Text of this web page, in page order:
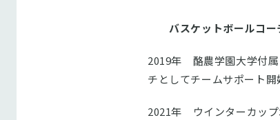
バスケットボールコー
2019年 酪農学園大学付
チとしてチームサポート開
2021年 ウインターカッ